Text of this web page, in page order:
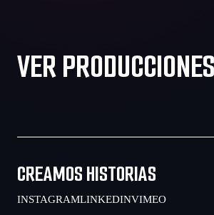
VER PRODUCCIONES
CREAMOS HISTORIAS
INSTAGRAMLINKEDINVIMEO